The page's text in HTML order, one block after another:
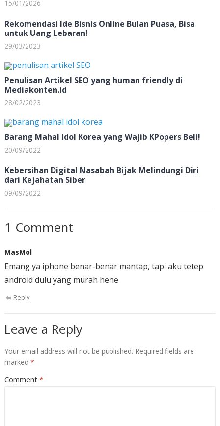
15/01/2026
Rekomendasi Ide Bisnis Online Bulan Puasa, Bisa
untuk Uang Lebaran!
29/03/2023
Penulisan Artikel SEO yang human friendly di
Mediakonten.id
28/02/2023
Barang Mahal Idol Korea yang Wajib KPopers Beli!
20/09/2022
Kebersihan Digital Nasabah Bijak Melindungi Diri
dari Kejahatan Siber
09/09/2022
1 Comment
MasMol
Emang ya iphone benar-benar mantap, tapi aku tetep
android dulu yang murah hehe
Reply
Leave a Reply
Your email address will not be published. Required fields are
marked *
Comment *